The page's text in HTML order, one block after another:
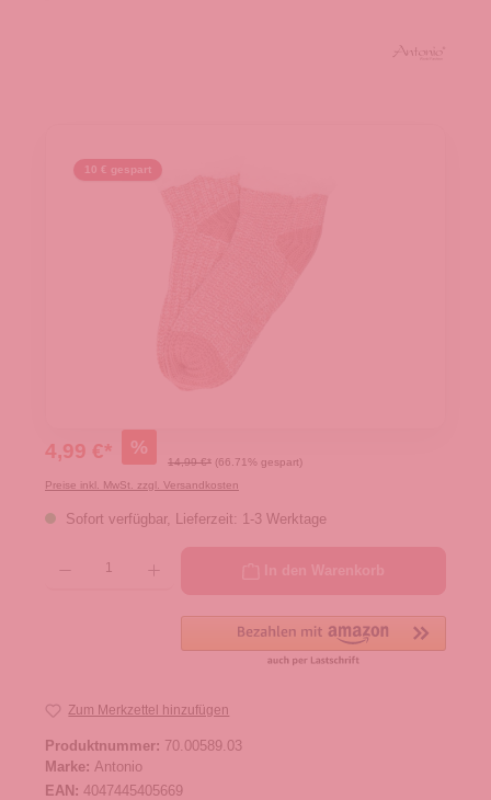
10 € gespart
4,99 €* %
14,99 €* (66.71% gespart)
Preise inkl. MwSt. zzgl. Versandkosten
Sofort verfügbar, Lieferzeit: 1-3 Werktage
Zum Merkzettel hinzufügen
Produktnummer: 70.00589.03
Marke: Antonio
EAN: 4047445405669